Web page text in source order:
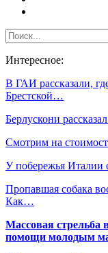
Интересное:
В ГАИ рассказали,
Брестской…
Берлускони
Смотрим на
У побережья Италии
Пропавшая собака
Как…
Массовая стрельба
помощи молодым